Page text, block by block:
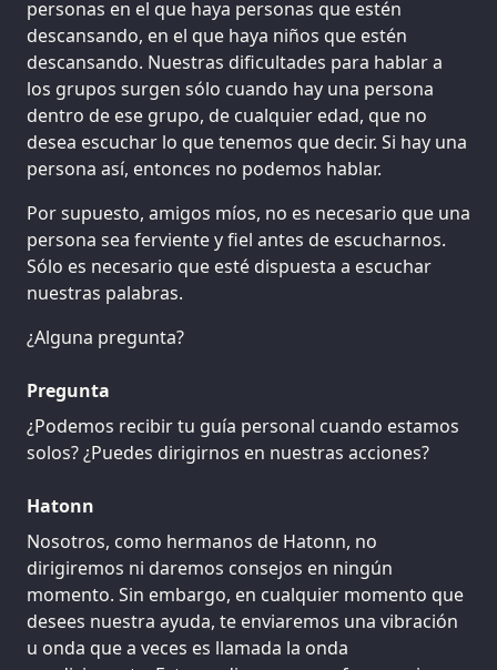
personas en el que haya personas que estén
descansando, en el que haya niños que estén
descansando. Nuestras dificultades para hablar a
los grupos surgen sólo cuando hay una persona
dentro de ese grupo, de cualquier edad, que no
desea escuchar lo que tenemos que decir. Si hay una
persona así, entonces no podemos hablar.
Por supuesto, amigos míos, no es necesario que una
persona sea ferviente y fiel antes de escucharnos.
Sólo es necesario que esté dispuesta a escuchar
nuestras palabras.
¿Alguna pregunta?
Pregunta
¿Podemos recibir tu guía personal cuando estamos
solos? ¿Puedes dirigirnos en nuestras acciones?
Hatonn
Nosotros, como hermanos de Hatonn, no
dirigiremos ni daremos consejos en ningún
momento. Sin embargo, en cualquier momento que
desees nuestra ayuda, te enviaremos una vibración
u onda que a veces es llamada la onda